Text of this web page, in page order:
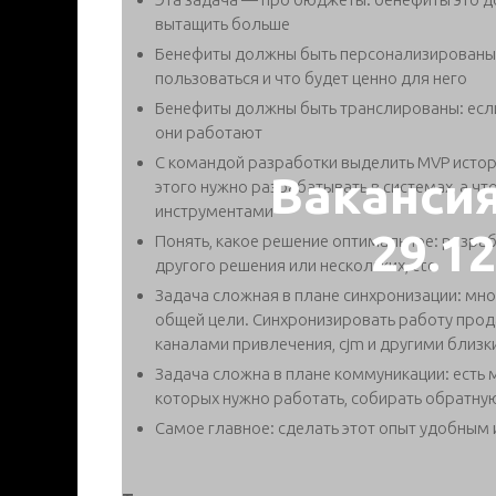
вытащить больше
Бенефиты должны быть
пользоваться и что будет ценно для него
Бенефиты должны быть транслированы:
они работают
С командой разработки выделить MVP
этого нужно разрабатывать в системах, а
инструментами
Понять, какое решение оптимальное:
другого решения или нескольких, etc
Задача сложная в плане синхронизации:
общей цели. Синхронизировать работу
каналами привлечения, cjm и другими
Задача сложна в плане коммуникации:
которых нужно работать, собирать
Самое главное: сделать этот опыт